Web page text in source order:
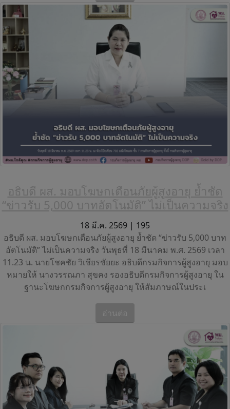
อธิบดี ผส. มอบโฆษกเตือนภัยผู้สูงอายุ ย้ำชัด
“ข่าวรับ 5,000 บาทอัตโนมัติ” ไม่เป็นความจริง
18 มี.ค. 2569 | 195
อธิบดี ผส. มอบโฆษกเตือนภัยผู้สูงอายุ ย้ำชัด “ข่าวรับ 5,000 บาท
อัตโนมัติ” ไม่เป็นความจริง วันพุธที่ 18 มีนาคม พ.ศ. 2569 เวลา
11.23 น. นายโชคชัย วิเชียรชัยยะ อธิบดีกรมกิจการผู้สูงอายุ มอบ
หมายให้ นางวรรณภา สุขคง รองอธิบดีกรมกิจการผู้สูงอายุ ใน
ฐานะโฆษกกรมกิจการผู้สูงอายุ ให้สัมภาษณ์ในประเ
อ่านต่อ